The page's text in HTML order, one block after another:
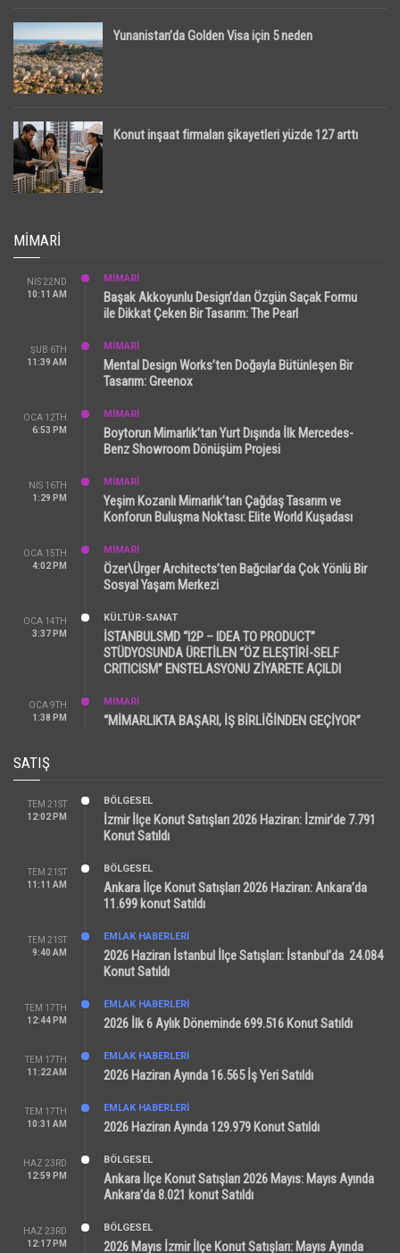
Yunanistan’da Golden Visa için 5 neden
Konut inşaat firmaları şikayetleri yüzde 127 arttı
MIMARI
NIS 22ND
10:11 AM
MİMARİ
Başak Akkoyunlu Design’dan Özgün Saçak Formu
ile Dikkat Çeken Bir Tasarım: The Pearl
ŞUB 6TH
11:39 AM
MİMARİ
Mental Design Works’ten Doğayla Bütünleşen Bir
Tasarım: Greenox
OCA 12TH
6:53 PM
MİMARİ
Boytorun Mimarlık’tan Yurt Dışında İlk Mercedes-
Benz Showroom Dönüşüm Projesi
NIS 16TH
1:29 PM
MİMARİ
Yeşim Kozanlı Mimarlık’tan Çağdaş Tasarım ve
Konforun Buluşma Noktası: Elite World Kuşadası
OCA 15TH
4:02 PM
MİMARİ
Özer\Ürger Architects’ten Bağcılar’da Çok Yönlü Bir
Sosyal Yaşam Merkezi
OCA 14TH
3:37 PM
KÜLTÜR-SANAT
İSTANBULSMD “I2P – IDEA TO PRODUCT”
STÜDYOSUNDA ÜRETİLEN “ÖZ ELEŞTİRİ-SELF
CRITICISM” ENSTELASYONU ZİYARETE AÇILDI
OCA 9TH
1:38 PM
MİMARİ
“MİMARLIKTA BAŞARI, İŞ BİRLİĞİNDEN GEÇİYOR”
SATIŞ
TEM 21ST
12:02 PM
BÖLGESEL
İzmir İlçe Konut Satışları 2026 Haziran: İzmir’de 7.791
Konut Satıldı
TEM 21ST
11:11 AM
BÖLGESEL
Ankara İlçe Konut Satışları 2026 Haziran: Ankara’da
11.699 konut Satıldı
TEM 21ST
9:40 AM
EMLAK HABERLERI
2026 Haziran İstanbul İlçe Satışları: İstanbul’da 24.084
Konut Satıldı
TEM 17TH
12:44 PM
EMLAK HABERLERI
2026 İlk 6 Aylık Döneminde 699.516 Konut Satıldı
TEM 17TH
11:22 AM
EMLAK HABERLERI
2026 Haziran Ayında 16.565 İş Yeri Satıldı
TEM 17TH
10:31 AM
EMLAK HABERLERI
2026 Haziran Ayında 129.979 Konut Satıldı
HAZ 23RD
12:59 PM
BÖLGESEL
Ankara İlçe Konut Satışları 2026 Mayıs: Mayıs Ayında
Ankara’da 8.021 konut Satıldı
HAZ 23RD
12:17 PM
BÖLGESEL
2026 Mayıs İzmir İlçe Konut Satışları: Mayıs Ayında